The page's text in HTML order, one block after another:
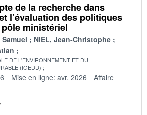
de la recherche dans
l’évaluation des politiques
ministériel
Samuel
NIEL, Jean-Christophe
DE L'ENVIRONNEMENT ET DU
(IGEDD)
Mise en ligne: avr. 2026
Affaire